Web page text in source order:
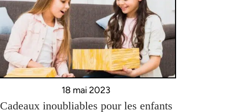
18 mai 2023
Cadeaux inoubliables pour les enfants